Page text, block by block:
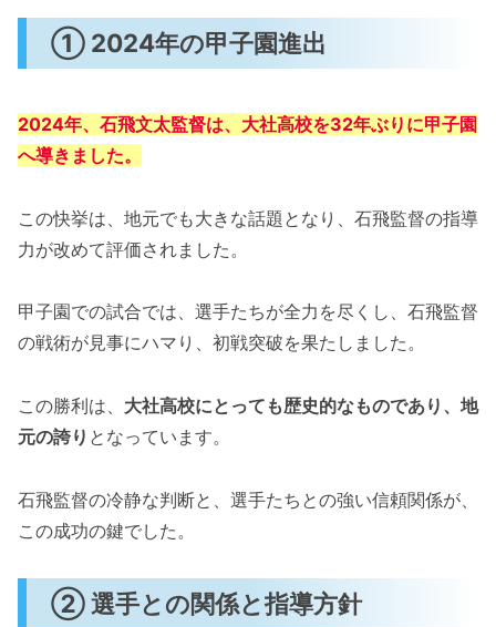
① 2024年の甲子園進出
2024年、石飛文太監督は、大社高校を32年ぶりに甲子園
へ導きました。
この快挙は、地元でも大きな話題となり、石飛監督の指導
力が改めて評価されました。
甲子園での試合では、選手たちが全力を尽くし、石飛監督
の戦術が見事にハマり、初戦突破を果たしました。
この勝利は、 大社高校にとっても歴史的なものであり、地
元の誇り となっています。
石飛監督の冷静な判断と、選手たちとの強い信頼関係が、
この成功の鍵でした。
② 選手との関係と指導方針